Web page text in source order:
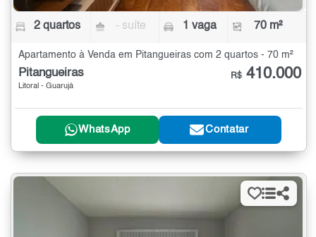
2 quartos - suíte 1 vaga 70 m²
Apartamento à Venda em Pitangueiras com 2 quartos - 70 m²
Pitangueiras
Litoral - Guarujá
R$ 410.000
WhatsApp Contatar